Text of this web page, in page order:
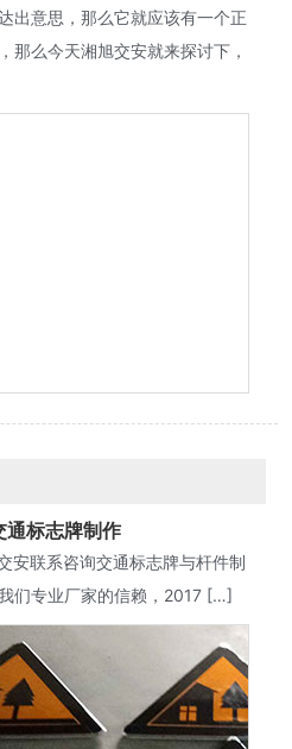
出意思，那么它就应该有一个正
那么今天湘旭交安就来探讨下，
通标志牌制作
安联系咨询交通标志牌与杆件制
们专业厂家的信赖，2017 […]